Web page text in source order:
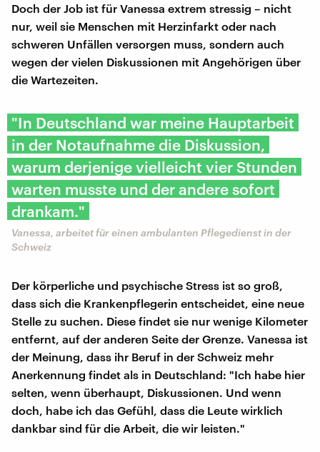
Doch der Job ist für Vanessa extrem stressig – nicht
nur, weil sie Menschen mit Herzinfarkt oder nach
schweren Unfällen versorgen muss, sondern auch
wegen der vielen Diskussionen mit Angehörigen über
die Wartezeiten.
"In Deutschland war meine Hauptarbeit
in der Notaufnahme die Diskussion,
warum derjenige vielleicht vier Stunden
warten musste und der andere sofort
drankam."
Vanessa, arbeitet für einen ambulanten Pflegedienst in der
Schweiz
Der körperliche und psychische Stress ist so groß,
dass sich die Krankenpflegerin entscheidet, eine neue
Stelle zu suchen. Diese findet sie nur wenige Kilometer
entfernt, auf der anderen Seite der Grenze. Vanessa ist
der Meinung, dass ihr Beruf in der Schweiz mehr
Anerkennung findet als in Deutschland: "Ich habe hier
selten, wenn überhaupt, Diskussionen. Und wenn
doch, habe ich das Gefühl, dass die Leute wirklich
dankbar sind für die Arbeit, die wir leisten."